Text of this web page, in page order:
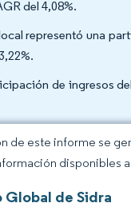
del 4,08%.
representó una
de ingresos
de este informe se
disponibles
Global de Sidra